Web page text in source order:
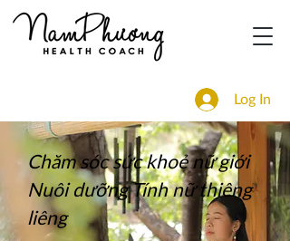
Log In
Chăm sóc sức khoẻ nữ giới
​Nuôi dưỡng Tính nữ thiêng
liêng